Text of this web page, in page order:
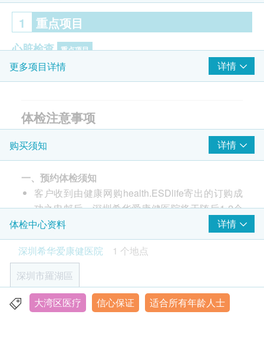
1 重点项目
心脏检查 重点项目
静态心电图
乳酸脱氢酶
α-羟丁酸脱氢酶
基本健康评估
体质指标
医生会诊及体格检查
血脂
总胆固醇
甘油三酯
高密度胆固醇
更多项目详情 详情
体检注意事项
1. 请于检查前一晚上8时后禁食，避免剧烈运动，并
保持充足睡眠；体检当日早晨须空腹（禁食、水及服
药等），有高血压者可服药后来体检（水不宜喝太
多，以吞药为主），有糖尿病、哮喘、心脏病等客户
请携带药物。
2. 如有特殊身体状况，请如实向主检医师说明（如心
脑血管疾病、糖尿病等）。
3. 请穿着宽松轻便的服装，进行X光检查时建议穿着
棉质内衣，尽量避免穿戴有金属亮片、金属扣的衣物
（现场需脱掉）以及项链、手机、钥匙、硬币等金属
物品（现场需摘下）。进行超声波、心电图检查时，
男士不宜打领带或穿紧袖上衣。
购买须知 详情
一、预约体检须知
客户收到由健康网购health.ESDlife寄出的订购成
功之电邮后，深圳希华爱康健医院将于随后1-2个
工作天的办公时间内，致电客户预约身体检查的时
间及地点。客户亦可至少提前1日联络深圳希华爱
康健医院进行预约（联络电话：+852 3848
1047）。
客户至现场后，深圳希华爱康健医院工作人员会核
对客户的姓名、出生年月日、手机号及健康网购
health.ESDlife订购成功之电邮以确认客户身份。
体检中心资料
详情
深圳希华爱康健医院
1 个地点
深圳市羅湖區
深圳市罗湖区南湖街道和平路火车西站二层G区2层部分、
大湾区医疗 信心保证 适合所有年龄人士